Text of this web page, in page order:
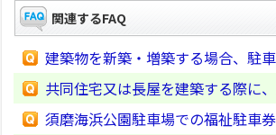
関連するFAQ
建築物を新築・増築する場合、駐
共同住宅又は長屋を建築する際に
須磨海浜公園駐車場での福祉駐車